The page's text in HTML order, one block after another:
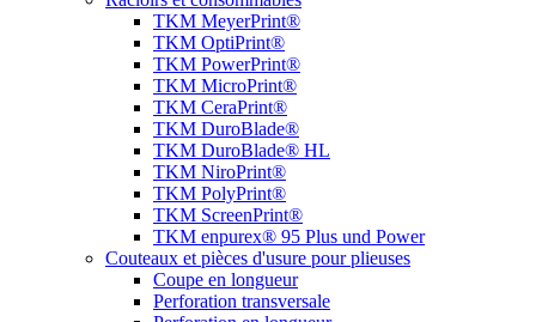
TKM MeyerPrint®
TKM OptiPrint®
TKM PowerPrint®
TKM MicroPrint®
TKM CeraPrint®
TKM DuroBlade®
TKM DuroBlade® HL
TKM NiroPrint®
TKM PolyPrint®
TKM ScreenPrint®
TKM enpurex® 95 Plus und Power
Couteaux et pièces d'usure pour plieuses
Coupe en longueur
Perforation transversale